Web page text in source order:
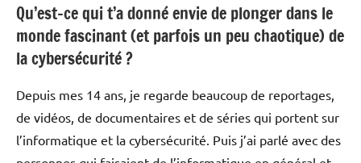
Qu’est-ce qui t’a donné envie de plonger dans le
monde fascinant (et parfois un peu chaotique) de
la cybersécurité ?
Depuis mes 14 ans, je regarde beaucoup de reportages,
de vidéos, de documentaires et de séries qui portent sur
l’informatique et la cybersécurité. Puis j’ai parlé avec des